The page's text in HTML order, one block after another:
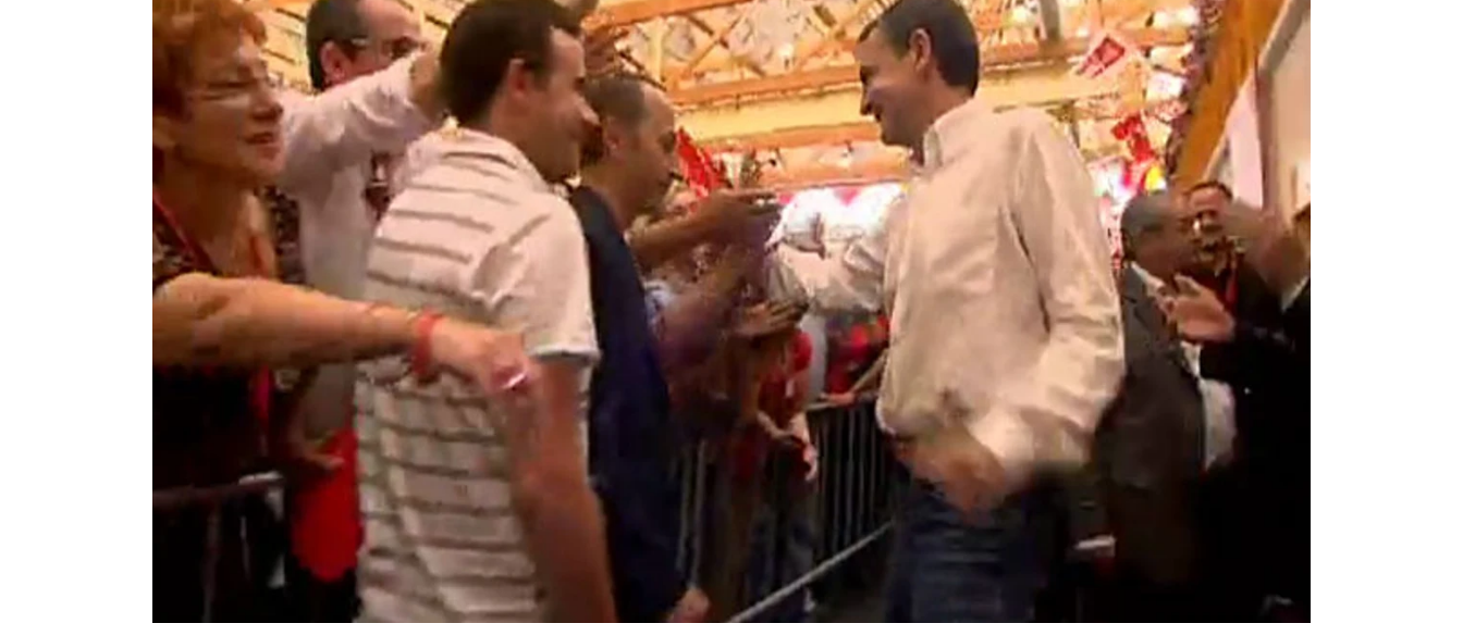
Antena 3 Noticias Madrid
Publicado: 16 de noviembre de 2018, 23:24 WhatsappFacebook
X Linkedin
En un mitin en Elche, ante unos 2.000 alcaldes
y concejales socialistas de toda
España y alrededor de 3.000 simpatizantes, Zapatero ha reafirmado su
"compromiso fundamental" y su obligación de pensar en las personas que no
tienen trabajo.
Para poder ayudar a la generación de empleo, el Gobierno "está trabajando
intensamente" con una reforma laboral cuyo objetivo es
ayudar a las empresas
a contratar
, mantener los derechos de los trabajadores y, ante todo, cambiar la
tendencia de empleo precario y temporal por estable e indefinido, ha detallado.